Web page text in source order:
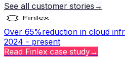
See all customer stories →
Over 65%reduction in cloud
2024 - present
Read Finlex case study→